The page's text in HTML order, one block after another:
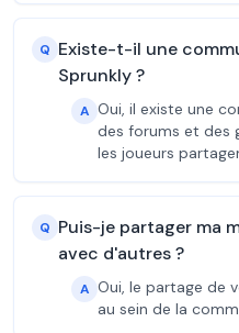
Q Existe-t-il une
Sprunkly ?
A Oui, il existe une
des forums et des
les joueurs
Q Puis-je partager ma
avec d'autres ?
A Oui, le partage de
au sein de la